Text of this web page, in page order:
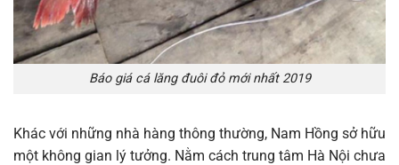
Báo giá cá lăng đuôi đỏ mới nhất 2019
Khác với những nhà hàng thông thường, Nam Hồng sở hữu
một không gian lý tưởng. Nằm cách trung tâm Hà Nội chưa